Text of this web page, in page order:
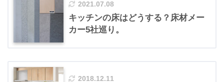
2021.07.08
キッチンの床はどうする？床材メー
カー5社巡り。
2018.12.11